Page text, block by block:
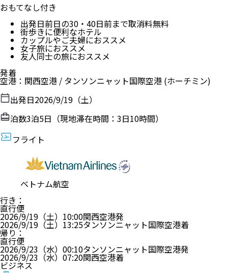
おもてなし付き
出発日前日の30・40日前まで取消料無料
街歩きに便利なホテル
カップルやご夫婦におススメ
女子旅におススメ
友人同士の旅におススメ
発着
空港 ： 関西空港 / タンソンニャット国際空港 (ホーチミン)
出発日2026/9/19（土）
泊数3泊5日（現地滞在時間： 3日10時間）
フライト
ベトナム航空
行き ：
直行便
2026/9/19（土） 10:00関西空港発
2026/9/19（土） 13:25タンソンニャット国際空港着
帰り ：
直行便
2026/9/23（水） 00:10タンソンニャット国際空港発
2026/9/23（水） 07:20関西空港着
ビジネス